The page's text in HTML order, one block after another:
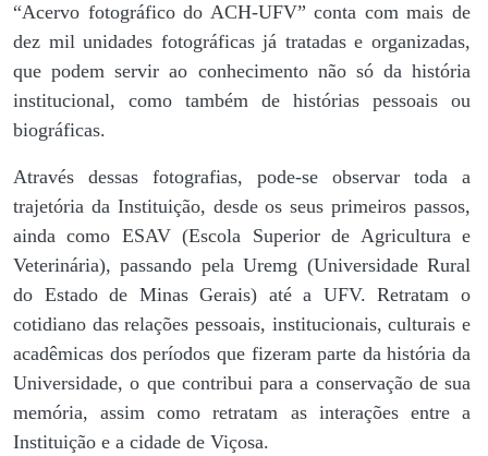
“Acervo fotográfico do ACH-UFV” conta com mais de
dez mil unidades fotográficas já tratadas e organizadas,
que podem servir ao conhecimento não só da história
institucional, como também de histórias pessoais ou
biográficas.
Através dessas fotografias, pode-se observar toda a
trajetória da Instituição, desde os seus primeiros passos,
ainda como ESAV (Escola Superior de Agricultura e
Veterinária), passando pela Uremg (Universidade Rural
do Estado de Minas Gerais) até a UFV. Retratam o
cotidiano das relações pessoais, institucionais, culturais e
acadêmicas dos períodos que fizeram parte da história da
Universidade, o que contribui para a conservação de sua
memória, assim como retratam as interações entre a
Instituição e a cidade de Viçosa.